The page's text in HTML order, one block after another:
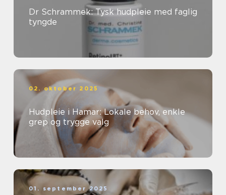
Dr Schrammek: Tysk hudpleie med faglig
tyngde
02. oktober 2025
Hudpleie i Hamar: Lokale behov, enkle
grep og trygge valg
01. september 2025